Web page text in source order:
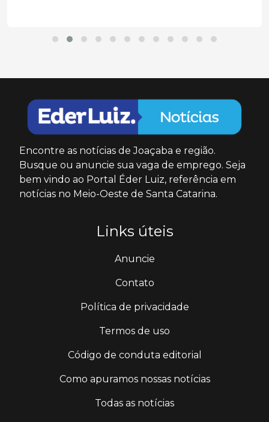
Encontre as notícias de Joaçaba e região.
Busque ou anuncie sua vaga de emprego. Seja
bem vindo ao Portal Éder Luiz, referência em
notícias no Meio-Oeste de Santa Catarina.
Links úteis
Anuncie
Contato
Política de privacidade
Termos de uso
Código de conduta editorial
Como apuramos nossas notícias
Todas as notícias